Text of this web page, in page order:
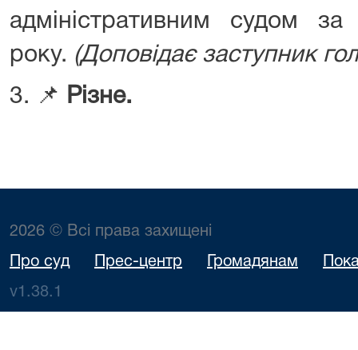
адміністративним судом за
року. (Доповідає заступник
3. 📌
Різне.
2026 © Всі права захищені
Про суд Прес-центр Громадянам
v1.38.1